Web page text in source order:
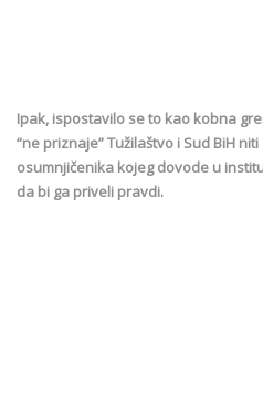
Ipak, ispostavilo se to kao kobna
“ne priznaje” Tužilaštvo i Sud BiH
osumnjičenika kojeg dovode u
da bi ga priveli pravdi.